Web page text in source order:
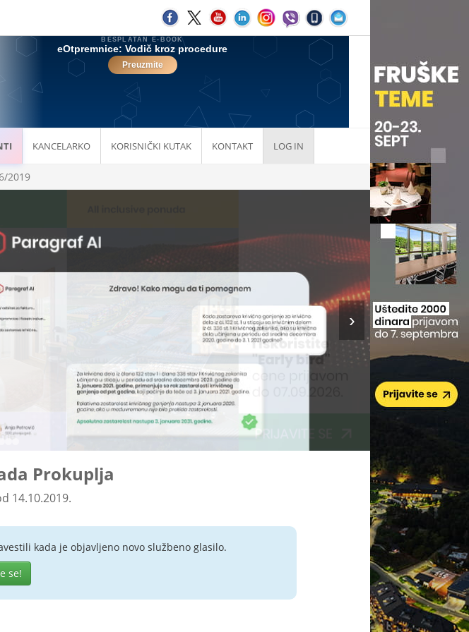
KANCELARKO KORISNIČKI KUTAK KONTAKT LOG IN
2019
Prokuplja
14.10.2019.
kada je objavljeno novo službeno glasilo.
se!